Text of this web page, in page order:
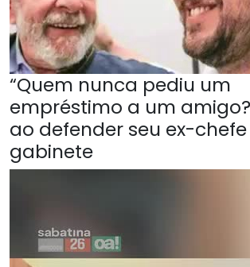
“Quem nunca pediu um
empréstimo a um
ao defender seu ex-
gabinete